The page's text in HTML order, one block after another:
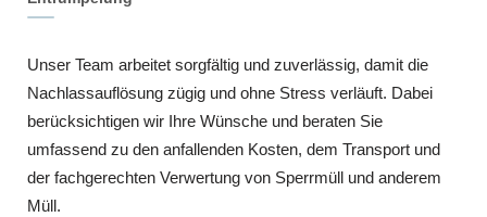
Unser Team arbeitet sorgfältig und zuverlässig, damit die
Nachlassauflösung zügig und ohne Stress verläuft. Dabei
berücksichtigen wir Ihre Wünsche und beraten Sie
umfassend zu den anfallenden Kosten, dem Transport und
der fachgerechten Verwertung von Sperrmüll und anderem
Müll.